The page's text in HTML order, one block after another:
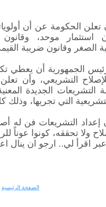
الحكومة عن أن
استثمار موحد،
الصغر وقانون ضريبة
الجمهورية أن يعطي
التشريعي، وأن تعلن
التشريعات الجديدة
التي تجريها،
إعداد التشريعات فن له
ولا تحققه، كونوا عوناً
اقرأ لي.. ارجو ان ينال
الصفحة الرئيسية